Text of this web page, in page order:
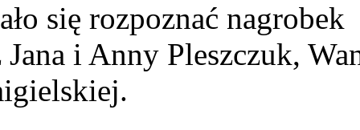
się rozpoznać nagrobek
i Anny Pleszczuk,